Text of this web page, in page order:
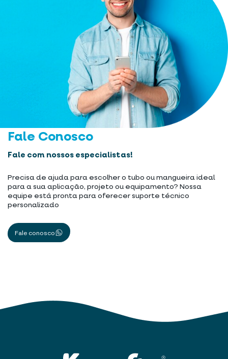
Fale Conosco
Fale com nossos especialistas!
Precisa de ajuda para escolher o tubo ou mangueira ideal
para a sua aplicação, projeto ou equipamento? Nossa
equipe está pronta para oferecer suporte técnico
personalizado
Fale conosco